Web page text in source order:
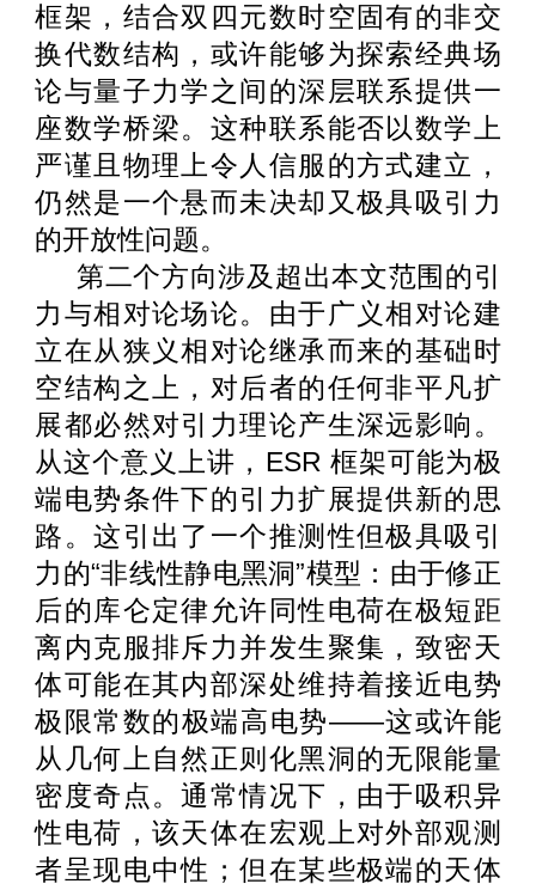
框架，结合双四元数时空固有的非交
换代数结构，或许能够为探索经典场
论与量子力学之间的深层联系提供一
座数学桥梁。这种联系能否以数学上
严谨且物理上令人信服的方式建立，
仍然是一个悬而未决却又极具吸引力
的开放性问题。
第二个方向涉及超出本文范围的引
力与相对论场论。由于广义相对论建
立在从狭义相对论继承而来的基础时
空结构之上，对后者的任何非平凡扩
展都必然对引力理论产生深远影响。
从这个意义上讲， ESR 框架可能为极
端电势条件下的引力扩展提供新的思
路。这引出了一个推测性但极具吸引
力的“非线性静电黑洞”模型：由于修正
后的库仑定律允许同性电荷在极短距
离内克服排斥力并发生聚集，致密天
体可能在其内部深处维持着接近电势
极限常数的极端高电势——这或许能
从几何上自然正则化黑洞的无限能量
密度奇点。通常情况下，由于吸积异
性电荷，该天体在宏观上对外部观测
者呈现电中性；但在某些极端的天体